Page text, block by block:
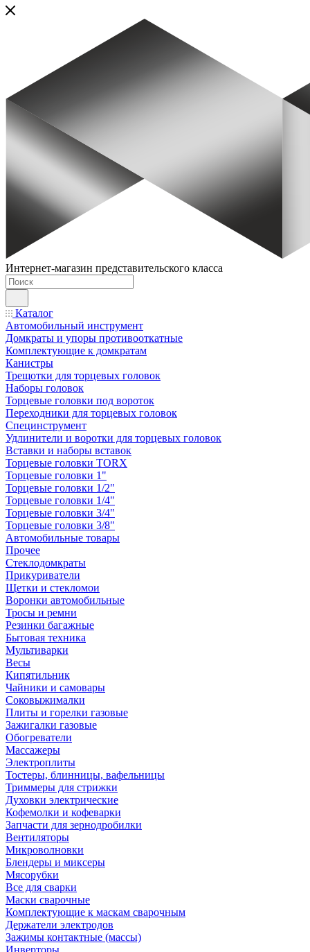
Интернет-магазин представительского класса
Каталог
Автомобильный инструмент
Домкраты и упоры противооткатные
Комплектующие к домкратам
Канистры
Трещотки для торцевых головок
Наборы головок
Торцевые головки под вороток
Переходники для торцевых головок
Специнструмент
Удлинители и воротки для торцевых головок
Вставки и наборы вставок
Торцевые головки TORX
Торцевые головки 1"
Торцевые головки 1/2"
Торцевые головки 1/4"
Торцевые головки 3/4"
Торцевые головки 3/8"
Автомобильные товары
Прочее
Стеклодомкраты
Прикуриватели
Щетки и стекломои
Воронки автомобильные
Тросы и ремни
Резинки багажные
Бытовая техника
Мультиварки
Весы
Кипятильник
Чайники и самовары
Соковыжималки
Плиты и горелки газовые
Зажигалки газовые
Обогреватели
Массажеры
Электроплиты
Тостеры, блинницы, вафельницы
Триммеры для стрижки
Духовки электрические
Кофемолки и кофеварки
Запчасти для зернодробилки
Вентиляторы
Микроволновки
Блендеры и миксеры
Мясорубки
Все для сварки
Маски сварочные
Комплектующие к маскам сварочным
Держатели электродов
Зажимы контактные (массы)
Инверторы